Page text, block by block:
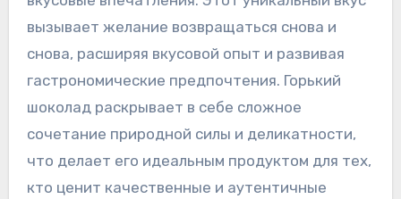
вызывает желание возвращаться снова и
снова‚ расширяя вкусовой опыт и развивая
гастрономические предпочтения. Горький
шоколад раскрывает в себе сложное
сочетание природной силы и деликатности‚
что делает его идеальным продуктом для тех‚
кто ценит качественные и аутентичные